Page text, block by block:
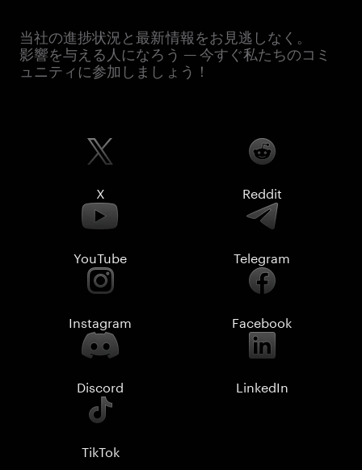
当社の進捗状況と最新情報をお見逃しなく。
影響を与える人になろう — 今すぐ私たちのコミ
ュニティに参加しましょう！
X Reddit
YouTube Telegram
Instagram Facebook
Discord LinkedIn
TikTok